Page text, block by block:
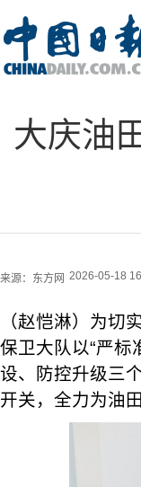
大庆油
来源： 东方网 2026-05-18
（赵恺淋）为切
保卫大队以“严标
设、防控升级三
开关，全力为油